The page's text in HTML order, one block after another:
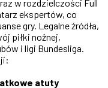
w rozdzielczości Full
ekspertów, co
gry. Legalne źródła,
piłki nożnej,
i ligi Bundesliga.
atuty